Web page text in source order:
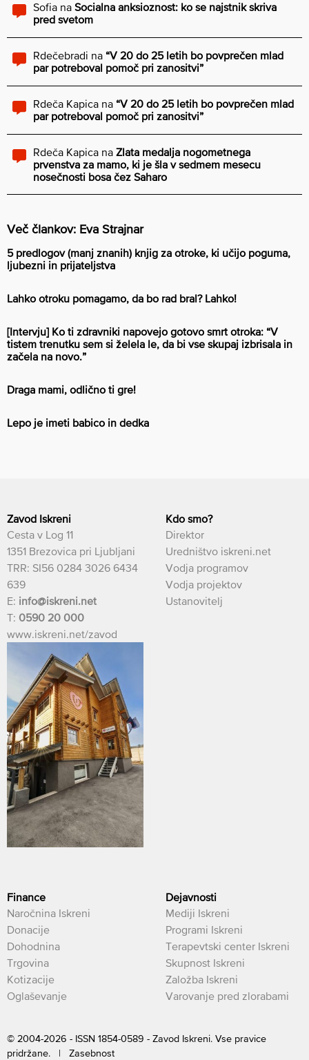
Sofia na Socialna anksioznost: ko se najstnik skriva
pred svetom
Rdečebradi na “V 20 do 25 letih bo povprečen mlad
par potreboval pomoč pri zanositvi”
Rdeča Kapica na “V 20 do 25 letih bo povprečen mlad
par potreboval pomoč pri zanositvi”
Rdeča Kapica na Zlata medalja nogometnega
prvenstva za mamo, ki je šla v sedmem mesecu
nosečnosti bosa čez Saharo
Več člankov: Eva Strajnar
5 predlogov (manj znanih) knjig za otroke, ki učijo poguma,
ljubezni in prijateljstva
Lahko otroku pomagamo, da bo rad bral? Lahko!
[Intervju] Ko ti zdravniki napovejo gotovo smrt otroka: “V
tistem trenutku sem si želela le, da bi vse skupaj izbrisala in
začela na novo.”
Draga mami, odlično ti gre!
Lepo je imeti babico in dedka
Zavod Iskreni
Cesta v Log 11
1351 Brezovica pri Ljubljani
TRR: SI56 0284 3026 6434
639
E: info@iskreni.net
T: 0590 20 000
www.iskreni.net/zavod
Kdo smo?
Direktor
Uredništvo iskreni.net
Vodja programov
Vodja projektov
Ustanovitelj
Finance
Naročnina Iskreni
Donacije
Dohodnina
Trgovina
Kotizacije
Oglaševanje
Dejavnosti
Mediji Iskreni
Programi Iskreni
Terapevtski center Iskreni
Skupnost Iskreni
Založba Iskreni
Varovanje pred zlorabami
© 2004-2026 - ISSN 1854-0589 - Zavod Iskreni. Vse pravice
pridržane. | Zasebnost